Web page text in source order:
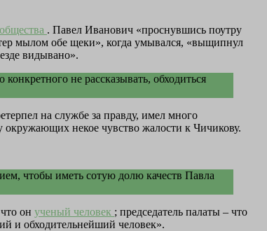
. Павел Иванович «проснувшись поутру
мылом обе щеки», когда умывался, «выщипнул
видывано».
не рассказывать, обходиться
на службе за правду, имел много
окружающих некое чувство жалости к Чичикову.
чтобы иметь сотую долю качеств Павла
он ученый человек ; председатель палаты – что
и обходительнейший человек».